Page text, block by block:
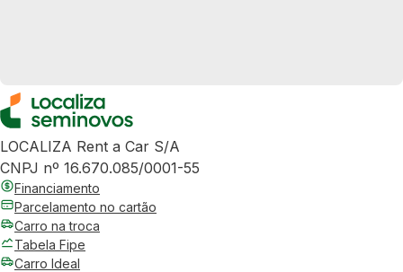
LOCALIZA Rent a Car S/A
CNPJ nº 16.670.085/0001-55
Financiamento
Parcelamento no cartão
Carro na troca
Tabela Fipe
Carro Ideal